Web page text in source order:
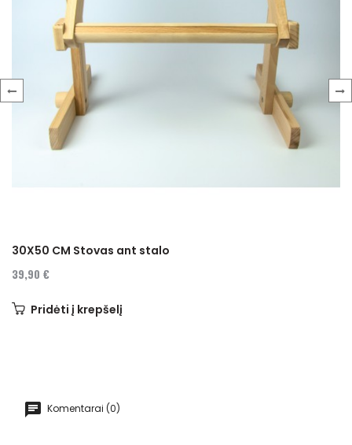
30X50 CM Stovas ant stalo
39,90 €
Pridėti į krepšelį
Komentarai (0)